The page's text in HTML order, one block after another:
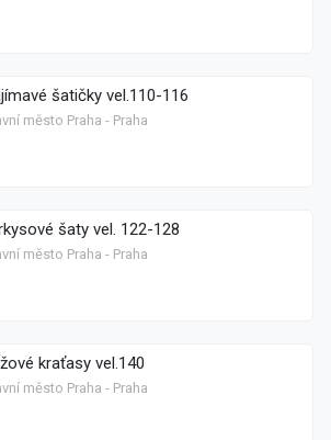
šatičky vel.110-116
město Praha - Praha
šaty vel. 122-128
město Praha - Praha
kraťasy vel.140
město Praha - Praha